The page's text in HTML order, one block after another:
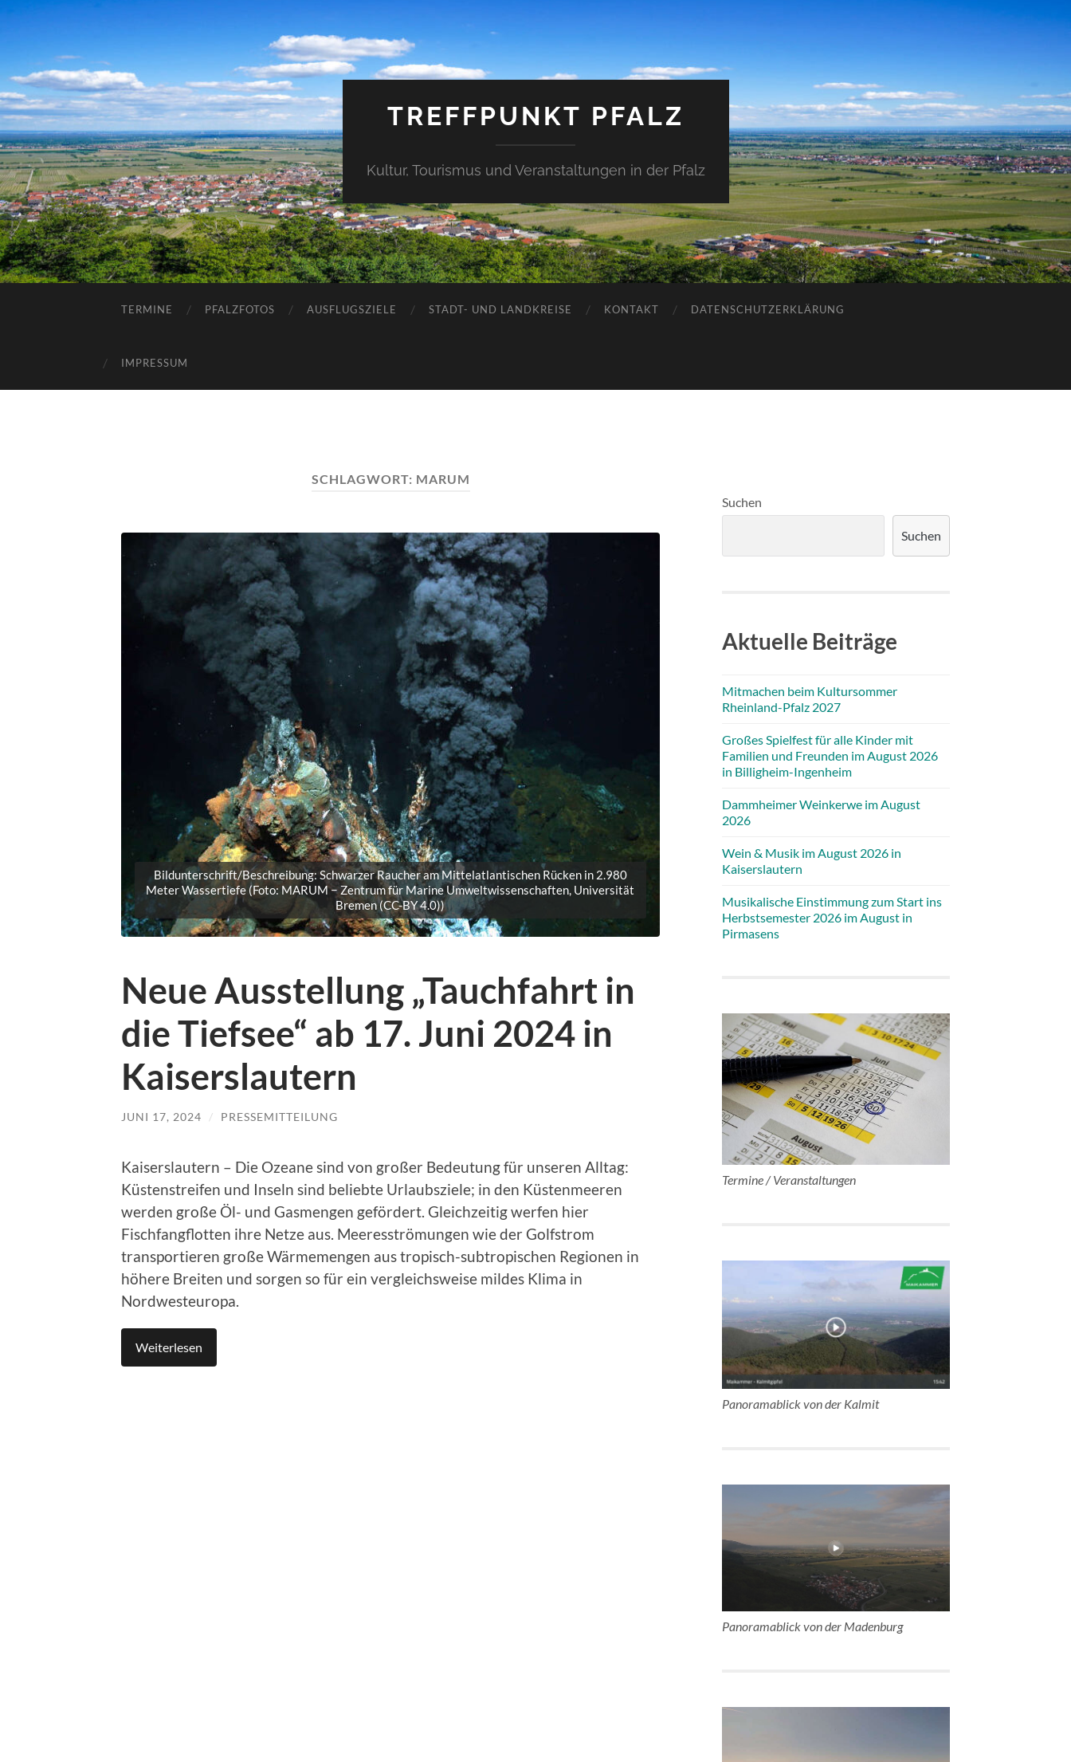
TREFFPUNKT PFALZ
Kultur, Tourismus und Veranstaltungen in der Pfalz
TERMINE PFALZFOTOS AUSFLUGSZIELE STADT- UND LANDKREISE KONTAKT DATENSCHUTZERKLÄRUNG
IMPRESSUM
SCHLAGWORT: MARUM
Bildunterschrift/Beschreibung: Schwarzer Raucher am Mittelatlantischen Rücken in 2.980
Meter Wassertiefe (Foto: MARUM − Zentrum für Marine Umweltwissenschaften, Universität
Bremen (CC-BY 4.0))
Neue Ausstellung „Tauchfahrt in
die Tiefsee“ ab 17. Juni 2024 in
Kaiserslautern
JUNI 17, 2024 / PRESSEMITTEILUNG
Kaiserslautern – Die Ozeane sind von großer Bedeutung für unseren Alltag:
Küstenstreifen und Inseln sind beliebte Urlaubsziele; in den Küstenmeeren
werden große Öl- und Gasmengen gefördert. Gleichzeitig werfen hier
Fischfangflotten ihre Netze aus. Meeresströmungen wie der Golfstrom
transportieren große Wärmemengen aus tropisch-subtropischen Regionen in
höhere Breiten und sorgen so für ein vergleichsweise mildes Klima in
Nordwesteuropa.
Weiterlesen
Suchen
Suchen
Aktuelle Beiträge
Mitmachen beim Kultursommer
Rheinland-Pfalz 2027
Großes Spielfest für alle Kinder mit
Familien und Freunden im August 2026
in Billigheim-Ingenheim
Dammheimer Weinkerwe im August
2026
Wein & Musik im August 2026 in
Kaiserslautern
Musikalische Einstimmung zum Start ins
Herbstsemester 2026 im August in
Pirmasens
Termine / Veranstaltungen
Panoramablick von der Kalmit
Panoramablick von der Madenburg